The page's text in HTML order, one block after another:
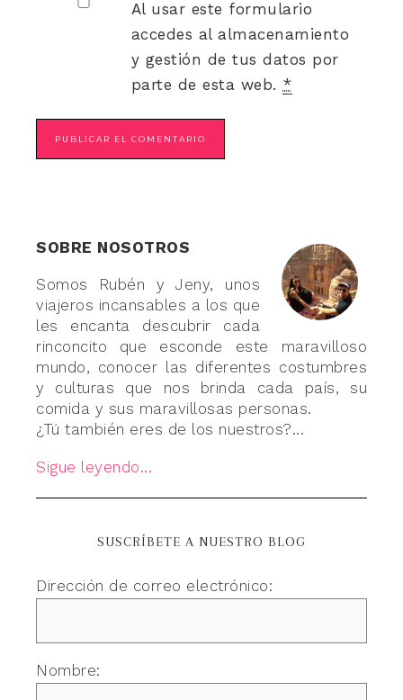
Al usar este formulario
accedes al almacenamiento
y gestión de tus datos por
parte de esta web. *
SOBRE NOSOTROS
Somos Rubén y Jeny, unos
viajeros incansables a los que
les encanta descubrir cada
rinconcito que esconde este maravilloso
mundo, conocer las diferentes costumbres
y culturas que nos brinda cada país, su
comida y sus maravillosas personas.
¿Tú también eres de los nuestros?...
Sigue leyendo...
SUSCRÍBETE A NUESTRO BLOG
Dirección de correo electrónico:
Nombre: